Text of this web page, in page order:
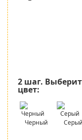
2 шаг.
цвет:
Черный Серый